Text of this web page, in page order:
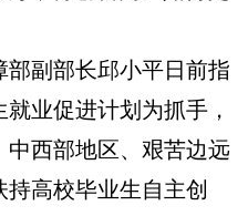
副部长邱小平日前指
业促进计划为抓手，
西部地区、艰苦边远
高校毕业生自主创